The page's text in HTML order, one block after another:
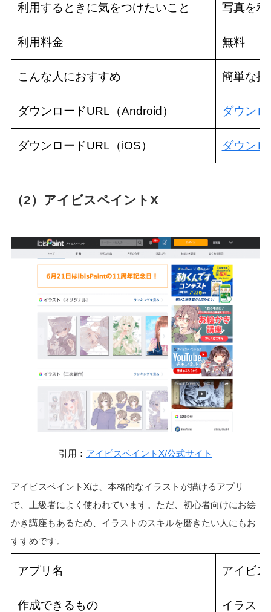
利用するときに気をつけたいこと 写真を利
利用料金 無料
こんな人におすすめ 簡単な操
ダウンロードURL（Android） ダウン
ダウンロードURL（iOS） ダウン
（2）アイビスペイントX
引用： アイピスペイントX/公式サイト
アイビスペイントXは、本格的なイラストが描けるアプリ
で、上級者によく使われています。ただ、初心者向けにお絵
かき講座もあるため、イラストのスキルを磨きたい人にもお
すすめです。
アプリ名 アイビ
作成できるもの イラスト